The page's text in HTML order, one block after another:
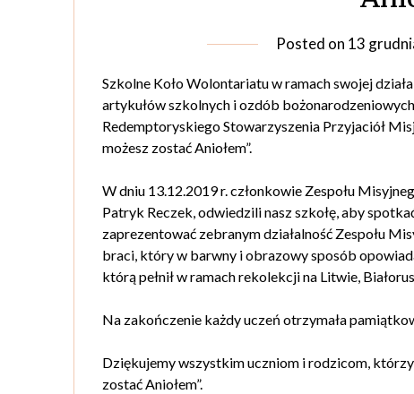
Posted on 13
Szkolne Koło Wolontariatu w ramach swojej
artykułów szkolnych i ozdób
Redemptoryskiego Stowarzyszenia Przyjaciół
możesz zostać Aniołem”.
W dniu 13.12.2019 r. członkowie Zespołu
Patryk Reczek, odwiedzili nasz szkołę, aby
zaprezentować zebranym działalność Zespołu
braci, który w barwny i obrazowy sposób
którą pełnił w ramach rekolekcji na Litwie,
Na zakończenie każdy uczeń otrzymała
Dziękujemy wszystkim uczniom i rodzicom, którzy
zostać Aniołem”.